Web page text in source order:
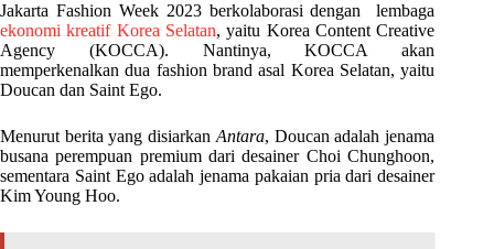
Jakarta Fashion Week 2023 berkolaborasi dengan lembaga
ekonomi kreatif Korea Selatan, yaitu Korea Content Creative
Agency (KOCCA). Nantinya, KOCCA akan
memperkenalkan dua fashion brand asal Korea Selatan, yaitu
Doucan dan Saint Ego.
Menurut berita yang disiarkan Antara, Doucan adalah jenama
busana perempuan premium dari desainer Choi Chunghoon,
sementara Saint Ego adalah jenama pakaian pria dari desainer
Kim Young Hoo.